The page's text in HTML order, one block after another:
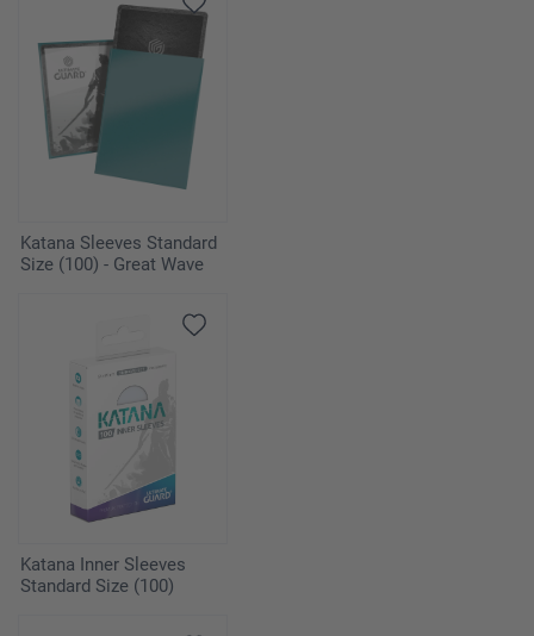
Katana Sleeves Standard
Size (100) - Great Wave
Katana Inner Sleeves
Standard Size (100)